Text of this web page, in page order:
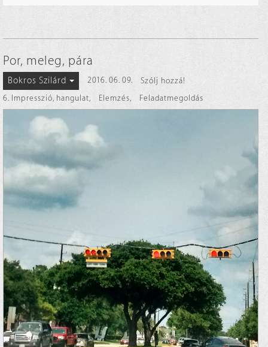
Por, meleg, pára
Bokros Szilárd 2016. 06. 09.
Szólj hozzá!
6. Impresszió, hangulat, Elemzés, Feladatmegoldás